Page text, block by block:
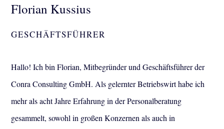
Florian Kussius
GESCHÄFTSFÜHRER
Hallo! Ich bin Florian, Mitbegründerund Geschäftsführer der
Conra Consulting GmbH. Als gelernter Betriebswirt habe ich
mehr als acht Jahre Erfahrung in der Personalberatung
gesammelt, sowohl in großen Konzernen als auch in